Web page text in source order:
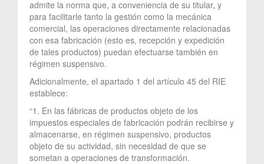
admite la norma que, a conveniencia de su titular, y
para facilitarle tanto la gestión como la mecánica
comercial, las operaciones directamente relacionadas
con esa fabricación (esto es, recepción y expedición
de tales productos) puedan efectuarse también en
régimen suspensivo.
Adicionalmente, el apartado 1 del artículo 45 del RIE
establece:
“1. En las fábricas de productos objeto de los
impuestos especiales de fabricación podrán recibirse y
almacenarse, en régimen suspensivo, productos
objeto de su actividad, sin necesidad de que se
sometan a operaciones de transformación.